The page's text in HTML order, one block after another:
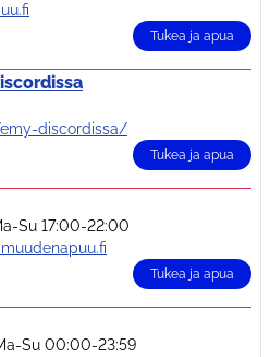
Tukea ja apua
discordissa/
Tukea ja apua
Su 17:00-22:00
Tukea ja apua
Su 00:00-23:59